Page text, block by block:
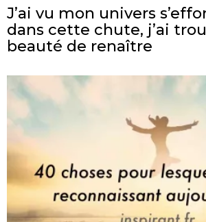
J’ai vu mon univers
dans cette chute, j’ai
beauté de renaître